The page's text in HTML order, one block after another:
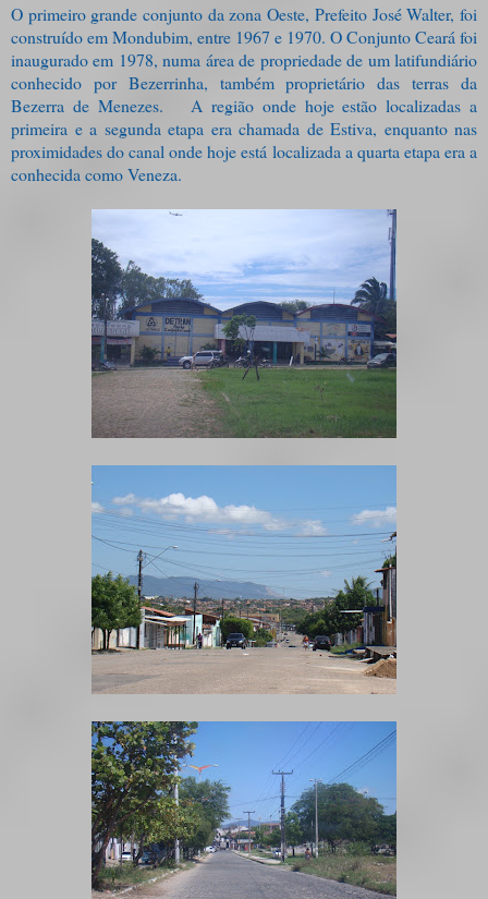
O primeiro grande conjunto da zona Oeste, Prefeito José Walter, foi
construído em Mondubim, entre 1967 e 1970. O Conjunto Ceará foi
inaugurado em 1978, numa área de propriedade de um latifundiário
conhecido por Bezerrinha, também proprietário das terras da
Bezerra de Menezes. A região onde hoje estão localizadas a
primeira e a segunda etapa era chamada de Estiva, enquanto nas
proximidades do canal onde hoje está localizada a quarta etapa era a
conhecida como Veneza.